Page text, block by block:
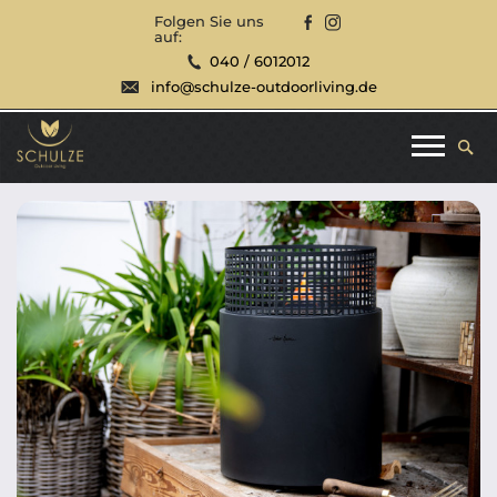
Folgen Sie uns
auf:
040 / 6012012
info@schulze-outdoorliving.de